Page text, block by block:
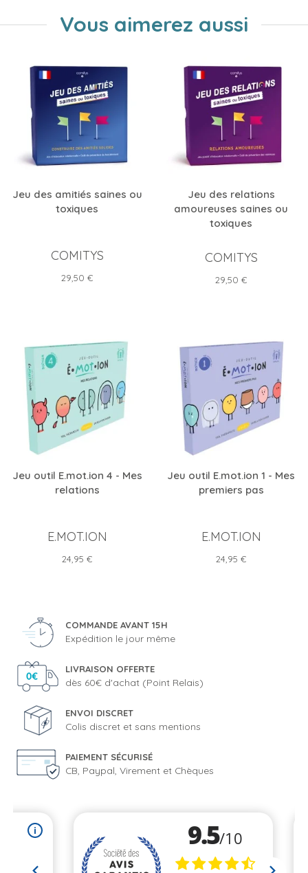
Vous aimerez aussi
Jeu des amitiés saines ou
toxiques
COMITYS
Prix
29,50 €
Jeu des relations
amoureuses saines ou
toxiques
COMITYS
Prix
29,50 €
Jeu outil E.mot.ion 4 - Mes
relations
E.MOT.ION
Prix
24,95 €
Jeu outil E.mot.ion 1 - Mes
premiers pas
E.MOT.ION
Prix
24,95 €
COMMANDE AVANT 15H
Expédition le jour même
LIVRAISON OFFERTE
dès 60€ d'achat (Point Relais)
ENVOI DISCRET
Colis discret et sans mentions
PAIEMENT SÉCURISÉ
CB, Paypal, Virement et Chèques